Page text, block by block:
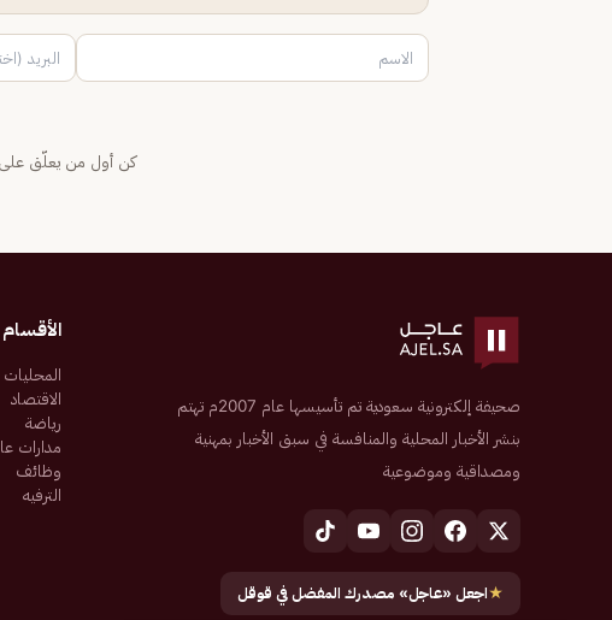
كن أول من يعلّق على
صحيفة إلكترونية سعودية تم تأسيسها عام 2007م تهتم
بنشر الأخبار المحلية والمنافسة في سبق الأخبار بمهنية
ومصداقية وموضوعية
★اجعل «عاجل» مصدرك المفضل في قوقل
الأقسام
المحليات
الاقتصاد
رياضة
مدارات
وظائف
الترفيه